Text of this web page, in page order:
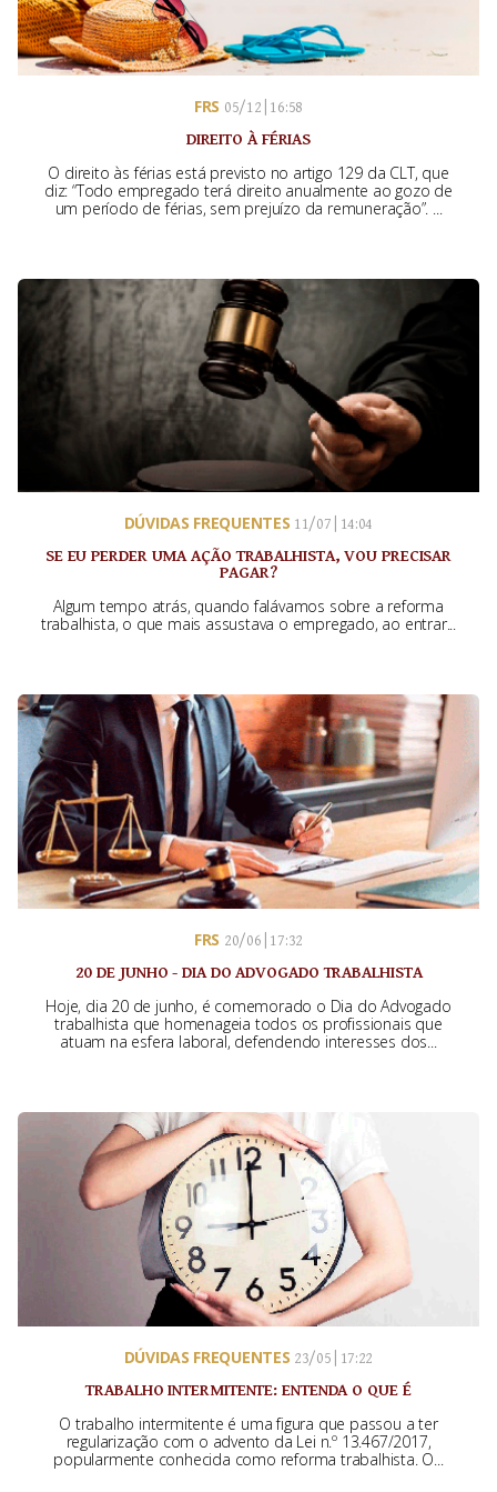
FRS 05/12 | 16:58
DIREITO À FÉRIAS
O direito às férias está previsto no artigo 129 da CLT, que
diz: “Todo empregado terá direito anualmente ao gozo de
um período de férias, sem prejuízo da remuneração”. ...
DÚVIDAS FREQUENTES 11/07 | 14:04
SE EU PERDER UMA AÇÃO TRABALHISTA, VOU PRECISAR
PAGAR?
Algum tempo atrás, quando falávamos sobre a reforma
trabalhista, o que mais assustava o empregado, ao entrar...
FRS 20/06 | 17:32
20 DE JUNHO - DIA DO ADVOGADO TRABALHISTA
Hoje, dia 20 de junho, é comemorado o Dia do Advogado
trabalhista que homenageia todos os profissionais que
atuam na esfera laboral, defendendo interesses dos...
DÚVIDAS FREQUENTES 23/05 | 17:22
TRABALHO INTERMITENTE: ENTENDA O QUE É
O trabalho intermitente é uma figura que passou a ter
regularização com o advento da Lei n.º 13.467/2017,
popularmente conhecida como reforma trabalhista. O...